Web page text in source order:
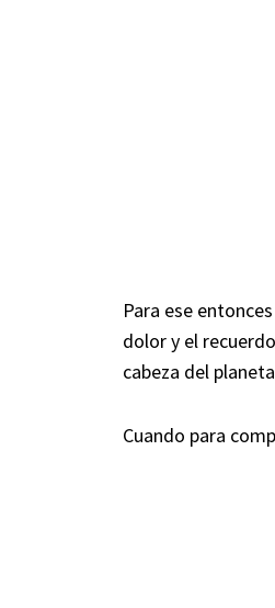
Para ese
dolor y el
cabeza del
Cuando para